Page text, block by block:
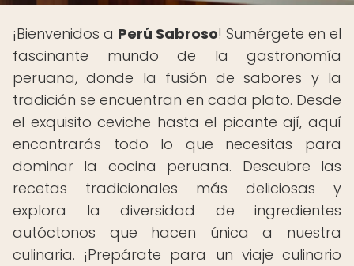
¡Bienvenidos a Perú Sabroso! Sumérgete en el
fascinante mundo de la gastronomía
peruana, donde la fusión de sabores y la
tradición se encuentran en cada plato. Desde
el exquisito ceviche hasta el picante ají, aquí
encontrarás todo lo que necesitas para
dominar la cocina peruana. Descubre las
recetas tradicionales más deliciosas y
explora la diversidad de ingredientes
autóctonos que hacen única a nuestra
culinaria. ¡Prepárate para un viaje culinario